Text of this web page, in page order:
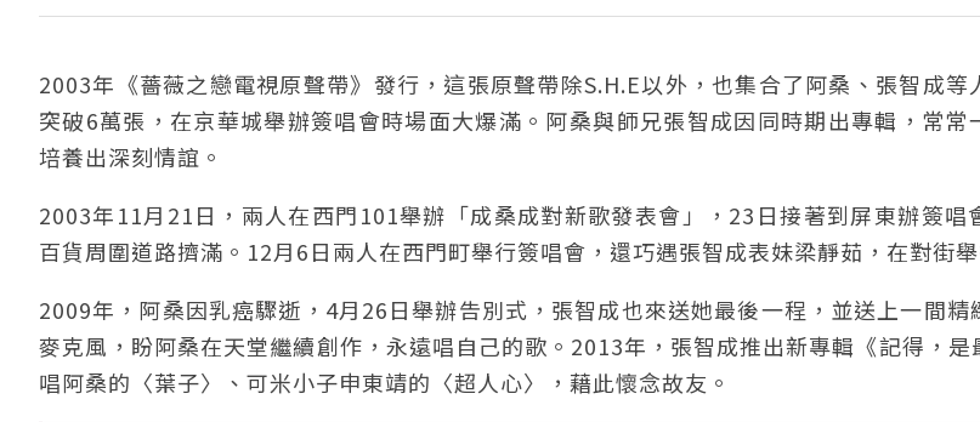
2003年《薔薇之戀電視原聲帶》發行，這張原聲帶除S.H.E以外，也集合了阿桑、張智成等
突破6萬張，在京華城舉辦簽唱會時場面大爆滿。阿桑與師兄張智成因同時期出專輯，常常
培養出深刻情誼。
2003年11月21日，兩人在西門101舉辦「成桑成對新歌發表會」，23日接著到屏東辦簽唱
百貨周圍道路擠滿。12月6日兩人在西門町舉行簽唱會，還巧遇張智成表妹梁靜茹，在對街
2009年，阿桑因乳癌驟逝，4月26日舉辦告別式，張智成也來送她最後一程，並送上一間精
麥克風，盼阿桑在天堂繼續創作，永遠唱自己的歌。2013年，張智成推出新專輯《記得，是
唱阿桑的〈葉子〉、可米小子申東靖的〈超人心〉，藉此懷念故友。